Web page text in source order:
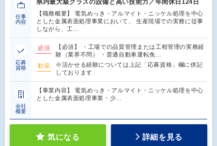
仕事
内容
県内最大級クラスの設備と高い技術力／年間休日124日
【職務概要】 電気めっき・アルマイト・ニッケル処理を中心
とした金属表面処理事業において、 生産現場での実務に従事
しながら、工…
応募
資格
必須
【必須】 ・工場での品質管理または工程管理の実務経
験（業界不問） ・普通自動車運転免…
歓迎
※活かせる経験については上記「応募資格」欄に併記
しております
会社
概要
【事業内容】 電気めっき・アルマイト・ニッケル処理を中心
とした金属表面処理事業・少…
気になる 詳細を見る